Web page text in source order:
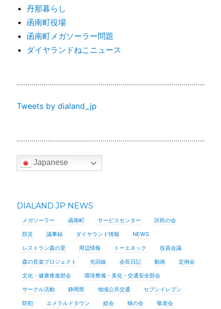
丹那暮らし
函南町役場
函南町メガソーラー問題
ダイヤランドねこニュース
Tweets by dialand_jp
Japanese
DIALAND.JP NEWS
メガソーラー 函南町 サービスセンター
区民の会
防災
議事録 ダイヤランド情報
NEWS
レストラン森の里
周辺情報 トーエネック
役員会議
森の音楽プロジェクト
光回線 会長日記 動画
定例会
文化・健康推進部会
環境整備・美化・交通安全部会
サークル活動
静岡県 地域公共交通
セブンイレブン
防犯
エメラルドタウン 総会 猫の会 敬老会